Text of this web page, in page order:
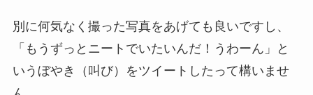
別に何気なく撮った写真をあげても良いですし、
「もうずっとニートでいたいんだ！うわーん」と
いうぼやき（叫び）をツイートしたって構いませ